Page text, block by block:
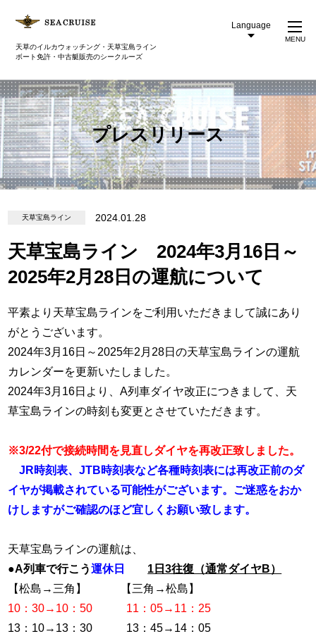
天草のイルカウォッチング・天草宝島ライン
ボート免許・中古艇販売のシークルーズ
Language
MENU
プレスリリース
天草宝島ライン 2024.01.28
天草宝島ライン 2024年3月16日～
2025年2月28日の運航について
平素より天草宝島ラインをご利用いただきまして誠にあり
がとうございます。
2024年3月16日～2025年2月28日の天草宝島ラインの運航
カレンダーを更新いたしました。
2024年3月16日より、A列車ダイヤ改正につきまして、天
草宝島ラインの時刻も変更とさせていただきます。
※3/22付で接続時間を見直しダイヤを再改正致しました。
JR時刻表、JTB時刻表など各種時刻表には再改正前のダ
イヤが掲載されている可能性がございます。ご迷惑をおか
けしますがご確認のほど宜しくお願い致します。
天草宝島ラインの運航は、
●A列車で行こう運休日
1日3往復（通常ダイヤB）
【松島→三角】 【三角→松島】
10：30→10：50 11：05→11：25
13：10→13：30 13：45→14：05